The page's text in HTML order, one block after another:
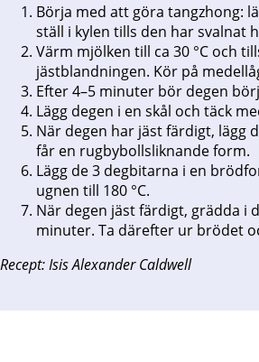
Börja med att göra tangzhong:
ställ i kylen tills den har svalnat
Värm mjölken till ca 30 °C och
jästblandningen. Kör på
Efter 4–5 minuter bör degen
Lägg degen i en skål och täck
När degen har jäst färdigt, lägg
får en rugbybollsliknande form.
Lägg de 3 degbitarna i en
ugnen till 180 °C.
När degen jäst färdigt, grädda i
minuter. Ta därefter ur brödet
Recept: Isis Alexander Caldwell